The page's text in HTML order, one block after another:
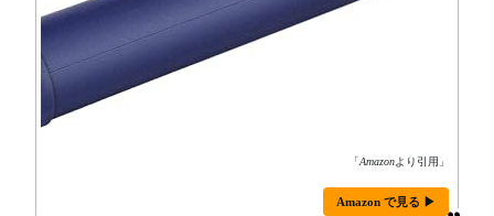
「Amazonより引用」
Amazon で見る ▶